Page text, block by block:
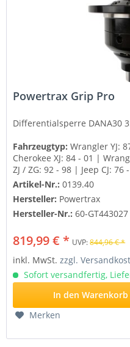
Powertrax Grip Pro
Differentialsperre DANA30
Fahrzeugtyp:Wrangler YJ:
Cherokee XJ: 84 - 01 |
ZJ / ZG: 92 - 98 | Jeep CJ: 76
Artikel-Nr.:0139.40
Hersteller: Powertrax
Hersteller-Nr.:60-GT443027
819,99 € * UVP:844,96 € *
inkl. MwSt.zzgl.
Sofort versandfertig,
In den Warenkorb
Merken